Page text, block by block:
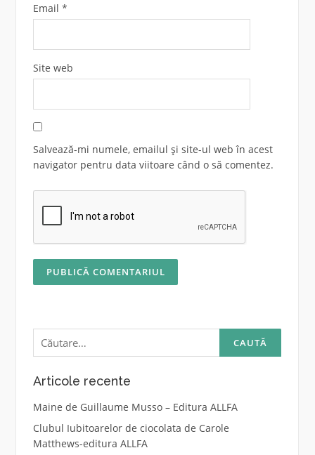
Email *
Site web
Salvează-mi numele, emailul și site-ul web în acest
navigator pentru data viitoare când o să comentez.
Caută
după:
Articole recente
Maine de Guillaume Musso – Editura ALLFA
Clubul Iubitoarelor de ciocolata de Carole
Matthews-editura ALLFA